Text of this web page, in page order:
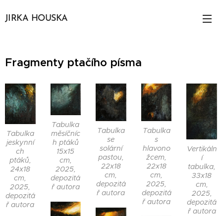
JIRKA HOUSKA
Fragmenty ptačího písma
Tabulka
jeskynní
ch
ptáků,
24x18
cm,
2025,
depozitá
ř autora
Tabulka
měsíčníc
h ptáků
15x15
cm,
2025,
depozitá
ř autora
Tabulka
se
solární
pastou,
22x18
cm,
depozitá
ř autora
Tabulka
s
hlavono
žcem,
22x18
cm,
2025,
depozitá
ř autora
Vertikáln
í
tabulka,
33x18
cm,
2025,
depozitá
ř autora